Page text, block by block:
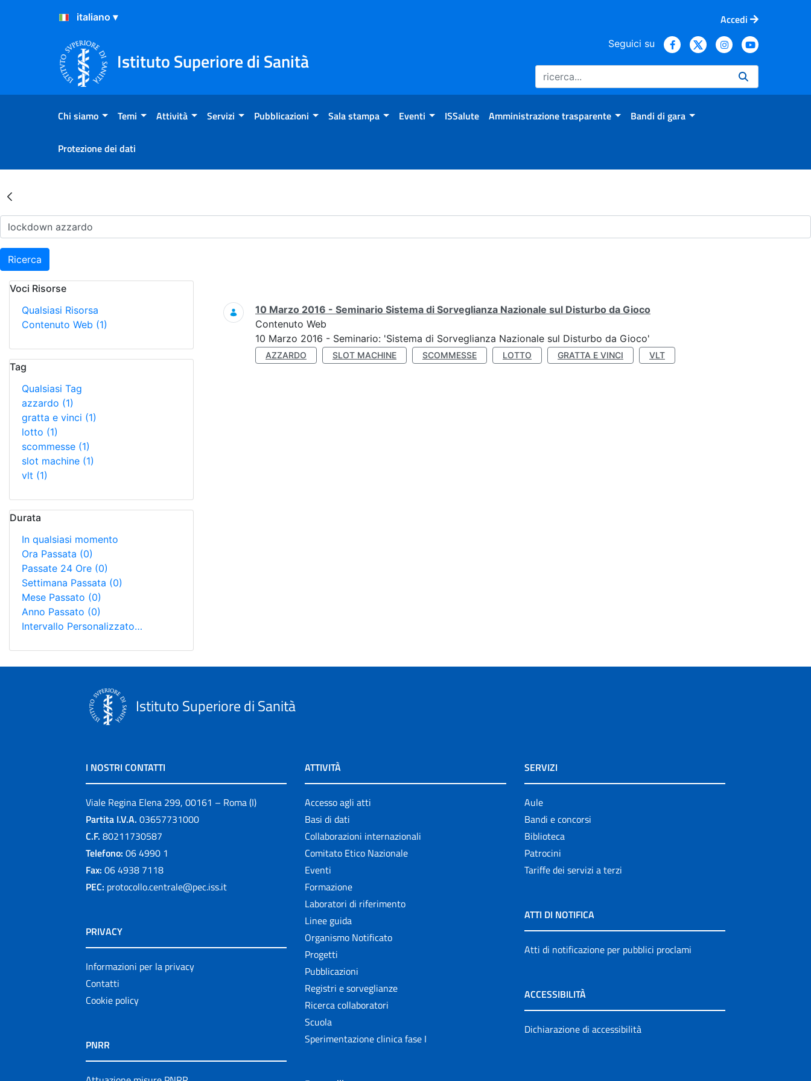
Salta al Contenuto
Salta al Footer
Accedi
Istituto Superiore di Sanità
Seguici su
Chi siamo Temi Attività Servizi Pubblicazioni Sala stampa Eventi ISSalute Amministrazione trasparente Bandi di gara
Protezione dei dati
Risultati della Ricerca - Archivio
Ricerca
Voci Risorse
Qualsiasi Risorsa
Contenuto Web (1)
Tag
Qualsiasi Tag
azzardo (1)
gratta e vinci (1)
lotto (1)
scommesse (1)
slot machine (1)
vlt (1)
Durata
In qualsiasi momento
Ora Passata (0)
Passate 24 Ore (0)
Settimana Passata (0)
Mese Passato (0)
Anno Passato (0)
Intervallo Personalizzato…
Ricerca
10 Marzo 2016 - Seminario Sistema di Sorveglianza Nazionale sul Disturbo da Gioco
Contenuto Web
10 Marzo 2016 - Seminario: 'Sistema di Sorveglianza Nazionale sul Disturbo da Gioco'
AZZARDO SLOT MACHINE SCOMMESSE LOTTO GRATTA E VINCI VLT
Istituto Superiore di Sanità
I NOSTRI CONTATTI
Viale Regina Elena 299, 00161 – Roma (I)
Partita I.V.A. 03657731000
C.F. 80211730587
Telefono: 06 4990 1
Fax: 06 4938 7118
PEC: protocollo.centrale@pec.iss.it
PRIVACY
Informazioni per la privacy
Contatti
Cookie policy
PNRR
ATTIVITÀ
Accesso agli atti
Basi di dati
Collaborazioni internazionali
Comitato Etico Nazionale
Eventi
Formazione
Laboratori di riferimento
Linee guida
Organismo Notificato
Progetti
Pubblicazioni
Registri e sorveglianze
Ricerca collaboratori
Scuola
Sperimentazione clinica fase I
SERVIZI
Aule
Bandi e concorsi
Biblioteca
Patrocini
Tariffe dei servizi a terzi
ATTI DI NOTIFICA
Atti di notificazione per pubblici proclami
ACCESSIBILITÀ
Dichiarazione di accessibilità